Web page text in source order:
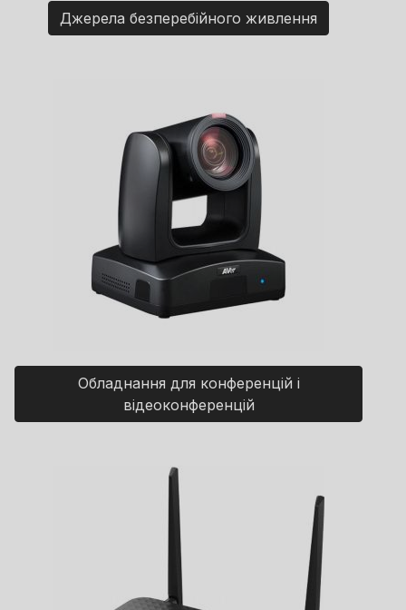
Джерела безперебійного живлення
Обладнання для конференцій і
відеоконференцій